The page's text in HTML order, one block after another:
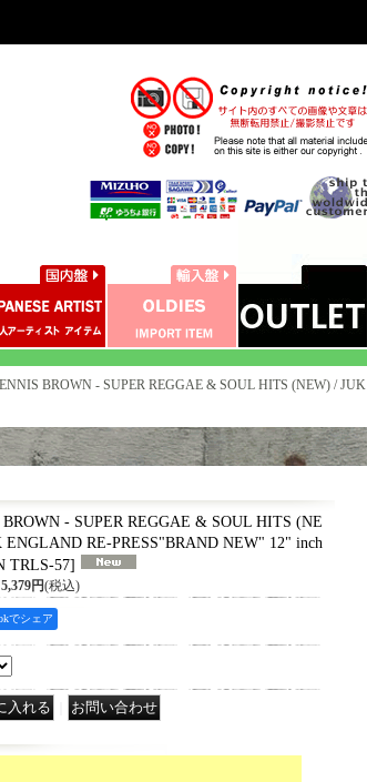
BROWN - SUPER REGGAE & SOUL HITS (NEW) / JUK
- SUPER REGGAE & SOUL HITS (NE
ENGLAND RE-PRESS"BRAND NEW" 12" inch
TRLS-57]
5,379円(税込)
でシェア